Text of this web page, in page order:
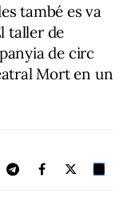
també es va
taller de
de circ
Mort en un